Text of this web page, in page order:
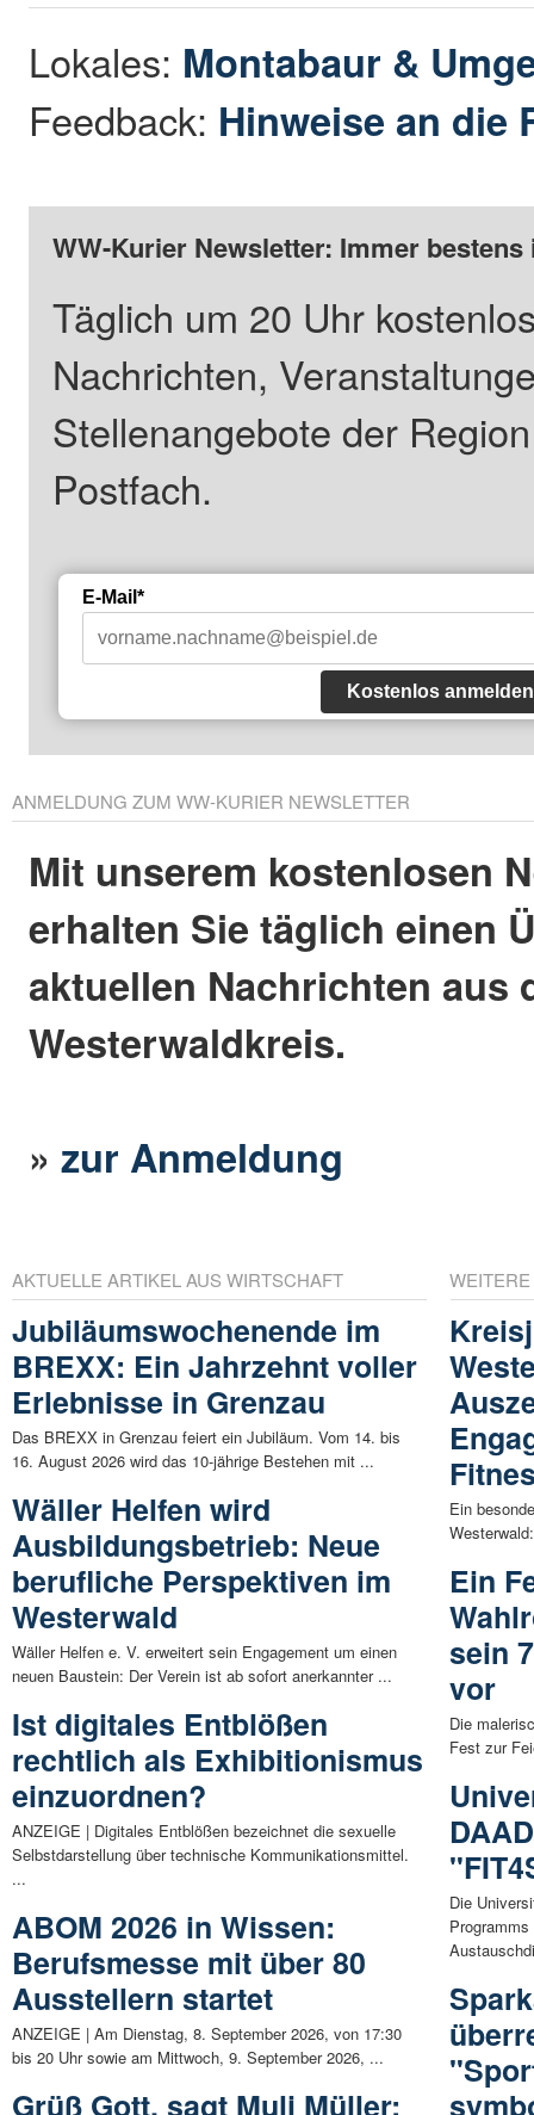
Lokales: Montabaur &
Feedback: Hinweise an die
WW-Kurier Newsletter: Immer
Täglich um 20 Uhr
Nachrichten,
Stellenangebote der
Postfach.
E-Mail*
Kostenlos anmelden
ANMELDUNG ZUM WW-KURIER NEWSLETTER
Mit unserem kostenlosen
erhalten Sie täglich einen
aktuellen Nachrichten aus
Westerwaldkreis.
»zur Anmeldung
AKTUELLE ARTIKEL AUS WIRTSCHAFT
Jubiläumswochenende im
BREXX: Ein Jahrzehnt voller
Erlebnisse in Grenzau
Das BREXX in Grenzau feiert ein Jubiläum. Vom 14. bis
16. August 2026 wird das 10-jährige Bestehen mit ...
Wäller Helfen wird
Ausbildungsbetrieb: Neue
berufliche Perspektiven im
Westerwald
Wäller Helfen e. V. erweitert sein Engagement um einen
neuen Baustein: Der Verein ist ab sofort anerkannter ...
Ist digitales Entblößen
rechtlich als Exhibitionismus
einzuordnen?
ANZEIGE | Digitales Entblößen bezeichnet die sexuelle
Selbstdarstellung über technische Kommunikationsmittel.
...
ABOM 2026 in Wissen:
Berufsmesse mit über 80
Ausstellern startet
ANZEIGE | Am Dienstag, 8. September 2026, von 17:30
bis 20 Uhr sowie am Mittwoch, 9. September 2026, ...
Grüß Gott, sagt Muli Müller:
Ein
Ein
sein
vor
Die
Fest zur
Die